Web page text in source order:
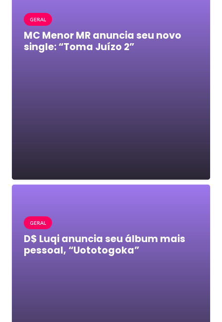
GERAL
MC Menor MR anuncia seu novo
single: “Toma Juízo 2”
GERAL
D$ Luqi anuncia seu álbum mais
pessoal, “Uototogoka”